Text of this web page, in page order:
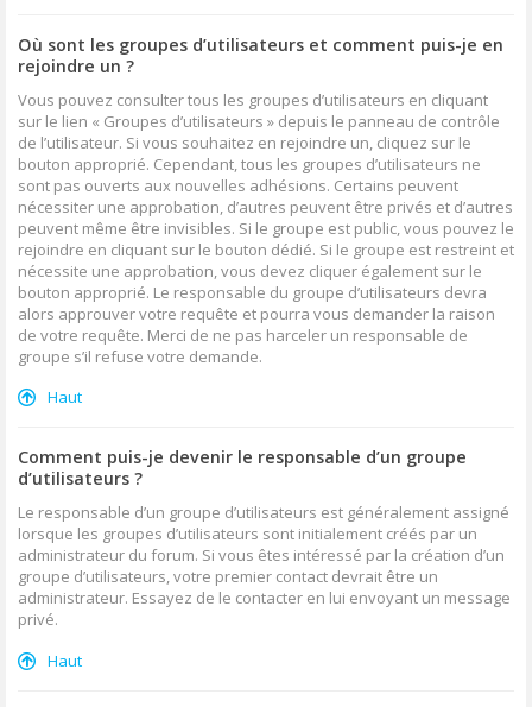
Où sont les groupes d’utilisateurs et comment puis-je en
rejoindre un ?
Vous pouvez consulter tous les groupes d’utilisateurs en cliquant
sur le lien « Groupes d’utilisateurs » depuis le panneau de contrôle
de l’utilisateur. Si vous souhaitez en rejoindre un, cliquez sur le
bouton approprié. Cependant, tous les groupes d’utilisateurs ne
sont pas ouverts aux nouvelles adhésions. Certains peuvent
nécessiter une approbation, d’autres peuvent être privés et d’autres
peuvent même être invisibles. Si le groupe est public, vous pouvez le
rejoindre en cliquant sur le bouton dédié. Si le groupe est restreint et
nécessite une approbation, vous devez cliquer également sur le
bouton approprié. Le responsable du groupe d’utilisateurs devra
alors approuver votre requête et pourra vous demander la raison
de votre requête. Merci de ne pas harceler un responsable de
groupe s’il refuse votre demande.
Haut
Comment puis-je devenir le responsable d’un groupe
d’utilisateurs ?
Le responsable d’un groupe d’utilisateurs est généralement assigné
lorsque les groupes d’utilisateurs sont initialement créés par un
administrateur du forum. Si vous êtes intéressé par la création d’un
groupe d’utilisateurs, votre premier contact devrait être un
administrateur. Essayez de le contacter en lui envoyant un message
privé.
Haut